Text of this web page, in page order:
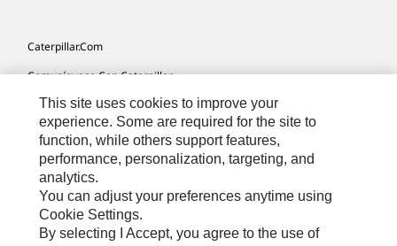
Caterpillar.com
Comuníquese Con Caterpillar
Mis Preferencias De Marketing
Mapa Del Sitio
Cookie Settings
Avisos Legales
Privacidad
This site uses cookies to improve your
experience. Some are required for the site to
function, while others support features,
performance, personalization, targeting, and
analytics.
You can adjust your preferences anytime using
Cookie Settings.
By selecting I Accept, you agree to the use of